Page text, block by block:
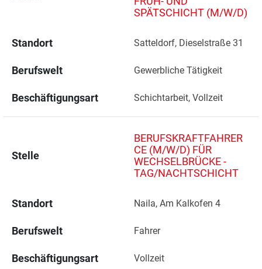
SPÄTSCHICHT (M/W/D)
Standort Satteldorf, Dieselstraße 31
Berufswelt Gewerbliche Tätigkeit
Beschäftigungsart Schichtarbeit, Vollzeit
Stelle
BERUFSKRAFTFAHRER
CE (M/W/D) FÜR
WECHSELBRÜCKE -
TAG/NACHTSCHICHT
Standort Naila, Am Kalkofen 4
Berufswelt Fahrer
Beschäftigungsart Vollzeit